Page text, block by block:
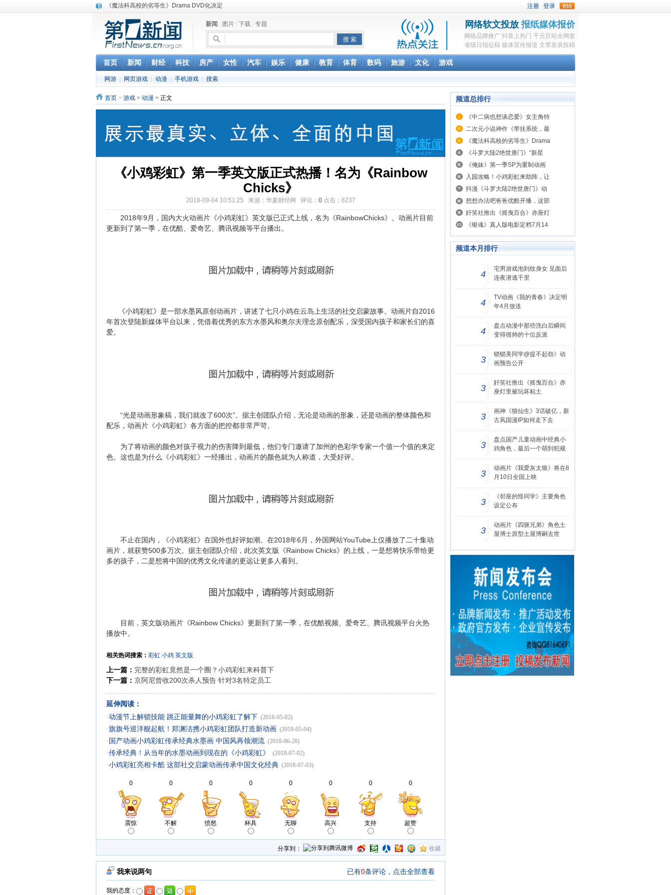
《魔法科高校的劣等生》Drama DVD化决定
消息称刘强东要求京东商城明年扭亏为盈
保健品也能吃出一身病? 康宝莱员工自揭多项家丑
煤价"跳水"电企利润"蹦高" 电煤联动亟待完善
苹果公司自建太阳能电厂为数据中心供电
吃饭、睡觉、黑人人？
网络电商和传统出版商的角逐：亚马逊停止接受Hachette所有图书订单
英国小猫因长得像希特勒遭袭 被扔垃圾左眼致盲
《中二病也想谈恋爱》女主角特报预告公开
新闻 图片 下载 专题 网络软文投放 报纸媒体报价
网络品牌推广 抖音上热门 千元百站全网发
省级日报征稿 媒体宣传报道 文章发表投稿
首页 新闻 财经 科技 房产 女性 汽车 娱乐 健康 教育 体育 数码 旅游 文化 游戏
网游 网页游戏 动漫 手机游戏 搜索
首页 > 游戏 > 动漫 > 正文
《小鸡彩虹》第一季英文版正式热播！名为《Rainbow
Chicks》
2018-09-04 10:51:25 来源：华夏财经网 评论： 0点击： 6237
2018年9月，国内大火动画片《小鸡彩虹》英文版已正式上线，名为《RainbowChicks》。动画片目前
更新到了第一季，在优酷、爱奇艺、腾讯视频等平台播出。
《小鸡彩虹》是一部水墨风原创动画片，讲述了七只小鸡在云岛上生活的社交启蒙故事。动画片自2016
年首次登陆新媒体平台以来，凭借着优秀的东方水墨风和奥尔夫理念原创配乐，深受国内孩子和家长们的喜
爱。
“光是动画形象稿，我们就改了600次”。据主创团队介绍，无论是动画的形象，还是动画的整体颜色和
配乐，动画片《小鸡彩虹》各方面的把控都非常严苛。
为了将动画的颜色对孩子视力的伤害降到最低，他们专门邀请了加州的色彩学专家一个值一个值的来定
色。这也是为什么《小鸡彩虹》一经播出，动画片的颜色就为人称道，大受好评。
不止在国内，《小鸡彩虹》在国外也好评如潮。在2018年6月，外国网站YouTube上仅播放了二十集动
画片，就获赞500多万次。据主创团队介绍，此次英文版《Rainbow Chicks》的上线，一是想将快乐带给更
多的孩子，二是想将中国的优秀文化传递的更远让更多人看到。
目前，英文版动画片《Rainbow Chicks》更新到了第一季，在优酷视频、爱奇艺、腾讯视频平台火热
播放中。
相关热词搜索： 彩虹 小鸡 英文版
上一篇： 完整的彩虹竟然是一个圈？小鸡彩虹来科普下
下一篇： 京阿尼曾收200次杀人预告 针对3名特定员工
延伸阅读：
·动漫节上解锁技能 跳正能量舞的小鸡彩虹了解下 (2018-05-02)
·旗旗号巡洋舰起航！郑渊洁携小鸡彩虹团队打造新动画 (2018-05-04)
· 国产动画小鸡彩虹传承经典水墨画 中国风再领潮流 (2018-06-28)
·传承经典！从当年的水墨动画到现在的《小鸡彩虹》 (2018-07-02)
·小鸡彩虹亮相卡酷 这部社交启蒙动画传承中国文化经典 (2018-07-03)
0
震惊
0
不解
0
愤怒
0
杯具
0
无聊
0
高兴
0
支持
0
超赞
分享到： 收藏
频道总排行
《中二病也想谈恋爱》女主角特
二次元小说神作《带挂系统，最
《魔法科高校的劣等生》Drama
《斗罗大陆2绝世唐门》“新星
《俺妹》第一季SP为重制动画
入园攻略！小鸡彩虹来助阵，让
抖漫《斗罗大陆2绝世唐门》动
想想办法吧爸爸优酷开播，这部
奸笑社推出《摇曳百合》赤座灯
《银魂》真人版电影定档7月14
频道本月排行
4
宅男游戏泡到纹身女 见面后
连夜潜逃千里
4
TV动画《我的青春》决定明
年4月放送
4
盘点动漫中那些洗白后瞬间
变得很帅的十位反派
3
锁锁美同学@提不起劲》动
画预告公开
3
奸笑社推出《摇曳百合》赤
座灯里被玩坏粘土
3
画神《猫仙生》3话破亿，新
古风国漫IP如何走下去
3
盘点国产儿童动画中经典小
鸡角色，最后一个萌到犯规
3
动画片《我爱灰太狼》将在8
月10日全国上映
3
《邻座的怪同学》主要角色
设定公布
3
动画片《四驱兄弟》角色土
屋博士原型土屋博嗣去世